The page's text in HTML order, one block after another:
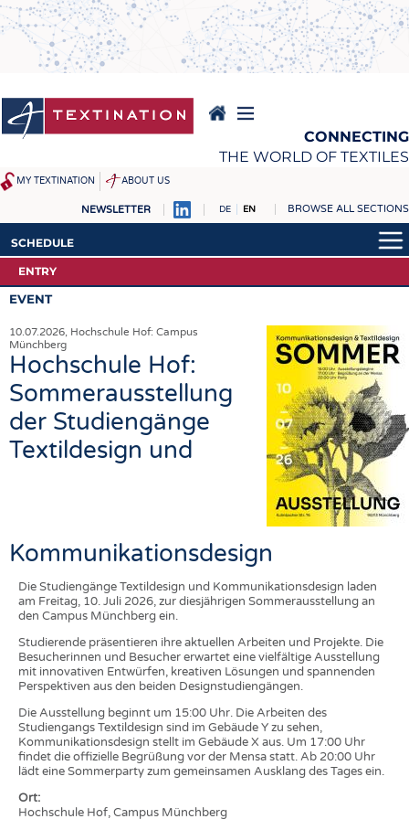
Skip
to
main
content
CONNECTING
THE WORLD OF TEXTILES
MY TEXTINATION ABOUT US
NEWSLETTER DE EN BROWSE ALL SECTIONS
NEWS
LATEST
... FRANKLY SPEAKING
RAW MATERIALS
FIBRES
YARNS
FABRICS
FINISHING
TEXTILE MACHINERY
SENSOR TECHNOLOGY
RECYCLING
SUSTAINABILITY
CIRCULAR ECONOMY
TECHNICAL TEXTILES
SMART TEXTILES
MEDICINE
KRÜGER PERSONAL
HEADHUNTING
TRAINING & APPRENTICESHIP
SCHEDULE
CALENDAR
ENTRY
EVENT
10.07.2026, Hochschule Hof: Campus
Münchberg
Hochschule Hof:
Sommerausstellung
der Studiengänge
Textildesign und
Kommunikationsdesign
Die Studiengänge Textildesign und Kommunikationsdesign laden
am Freitag, 10. Juli 2026, zur diesjährigen Sommerausstellung an
den Campus Münchberg ein.
Studierende präsentieren ihre aktuellen Arbeiten und Projekte. Die
Besucherinnen und Besucher erwartet eine vielfältige Ausstellung
mit innovativen Entwürfen, kreativen Lösungen und spannenden
Perspektiven aus den beiden Designstudiengängen.
Die Ausstellung beginnt um 15:00 Uhr. Die Arbeiten des
Studiengangs Textildesign sind im Gebäude Y zu sehen,
Kommunikationsdesign stellt im Gebäude X aus. Um 17:00 Uhr
findet die offizielle Begrüßung vor der Mensa statt. Ab 20:00 Uhr
lädt eine Sommerparty zum gemeinsamen Ausklang des Tages ein.
Ort:
Hochschule Hof, Campus Münchberg